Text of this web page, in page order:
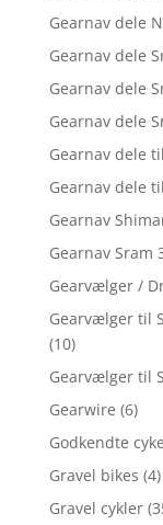
Gearnav dele
Gearnav dele
Gearnav dele
Gearnav dele
Gearnav dele
Gearnav dele
Gearnav
Gearnav Sram
Gearvælger /
Gearvælger til
(10)
Gearvælger til
Gearwire (6)
Godkendte
Gravel bikes (4)
Gravel cykler